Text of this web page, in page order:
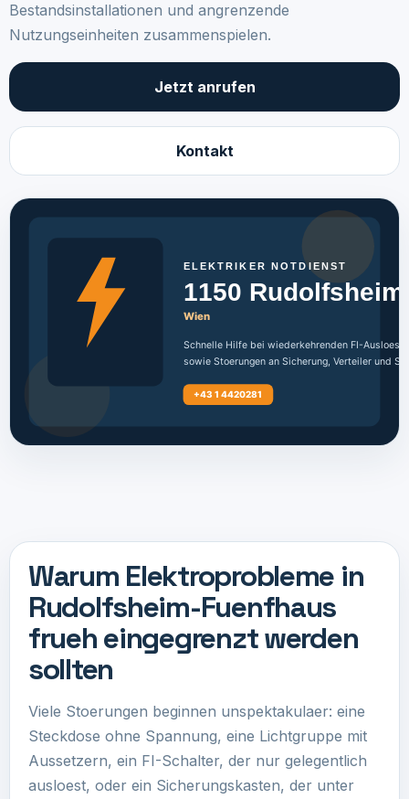
Bestandsinstallationen und angrenzende
Nutzungseinheiten zusammenspielen.
Jetzt anrufen
Kontakt
Warum Elektroprobleme in
Rudolfsheim-Fuenfhaus
frueh eingegrenzt werden
sollten
Viele Stoerungen beginnen unspektakulaer: eine
Steckdose ohne Spannung, eine Lichtgruppe mit
Aussetzern, ein FI-Schalter, der nur gelegentlich
ausloest, oder ein Sicherungskasten, der unter